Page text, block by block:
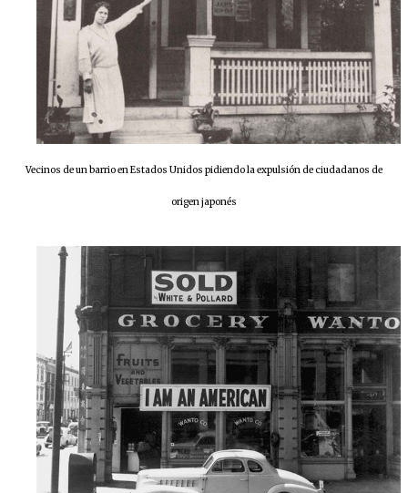
Vecinos de un barrio en Estados Unidos pidiendo la expulsión de ciudadanos de
origen japonés